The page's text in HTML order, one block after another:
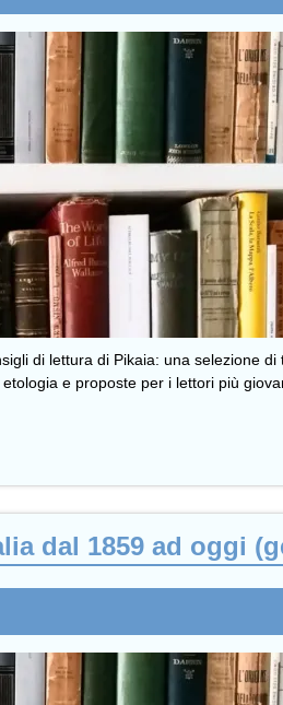
di lettura di Pikaia: una selezione
e proposte per i lettori più
dal 1859 ad oggi